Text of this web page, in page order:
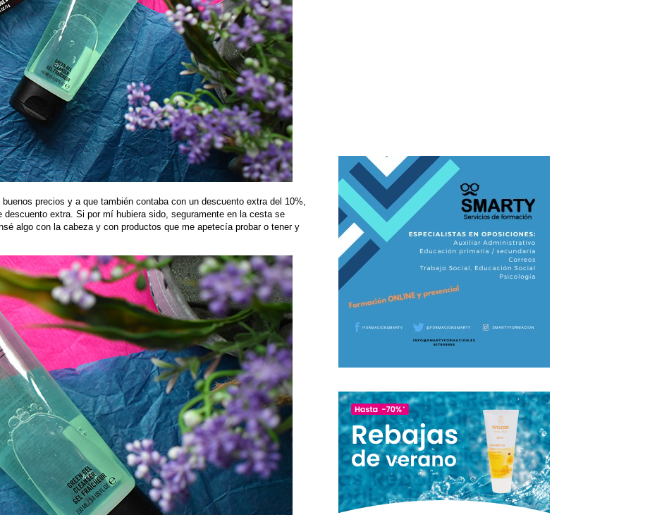
precios y a que también contaba con un descuento extra del 10%,
extra. Si por mí hubiera sido, seguramente en la cesta se
algo con la cabeza y con productos que me apetecía probar o tener y